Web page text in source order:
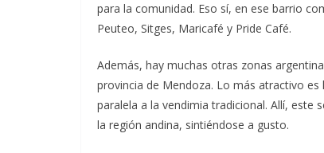
para la comunidad. Eso sí, en ese barrio
Peuteo, Sitges, Maricafé y Pride Café.
Además, hay muchas otras zonas
provincia de Mendoza. Lo más atractivo es
paralela a la vendimia tradicional. Allí,
la región andina, sintiéndose a gusto.